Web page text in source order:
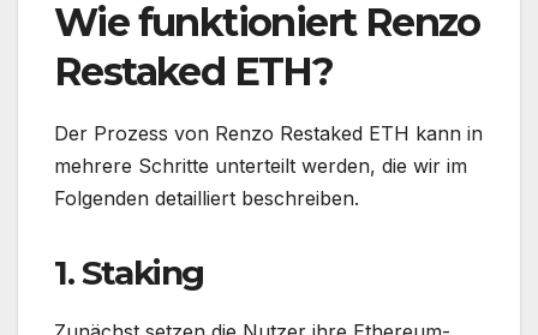
Wie funktioniert Renzo
Restaked ETH?
Der Prozess von Renzo Restaked ETH kann in
mehrere Schritte unterteilt werden, die wir im
Folgenden detailliert beschreiben.
1. Staking